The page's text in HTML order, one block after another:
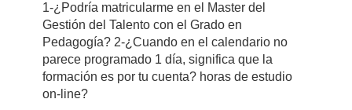
1-¿Podría matricularme en el Master del
Gestión del Talento con el Grado en
Pedagogía? 2-¿Cuando en el calendario no
parece programado 1 día, significa que la
formación es por tu cuenta? horas de estudio
on-line?